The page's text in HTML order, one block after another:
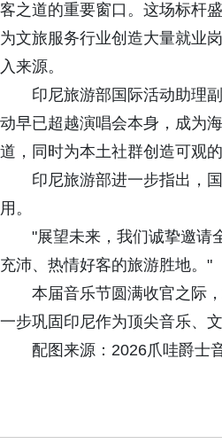
客之道的重要窗口。这场标杆
为文旅服务行业创造大量就业
入来源。
印尼旅游部国际活动助理
动早已超越演唱会本身，成为
道，同时为本土社群创造可观
印尼旅游部进一步指出，
用。
"展望未来，我们诚挚邀请
充沛、热情好客的旅游胜地。"
本届音乐节圆满收官之际
一步巩固印尼作为顶尖音乐、
配图来源：2026爪哇爵士